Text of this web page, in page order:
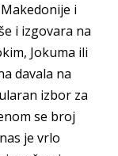
i
i izgovara na
Jokuma ili
davala na
izbor za
se broj
je vrlo